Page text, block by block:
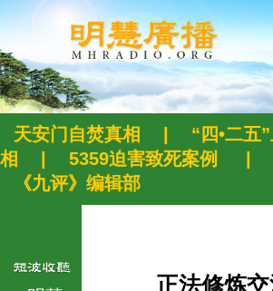
天安门自焚真相
“四•二五
相
5359迫害致死案例
《九评》编辑部
正法修炼